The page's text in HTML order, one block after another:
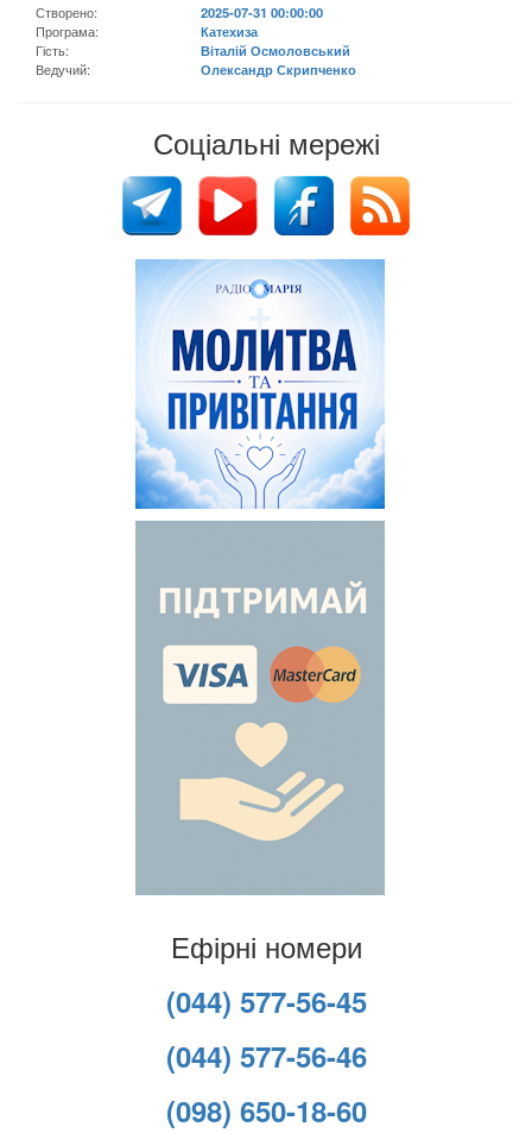
Створено:
2025-07-31 00:00:00
Програма:
Катехиза
Гість:
Віталій Осмоловський
Ведучий:
Олександр Скрипченко
Соціальні мережі
Ефірні номери
(044) 577-56-45
(044) 577-56-46
(098) 650-18-60